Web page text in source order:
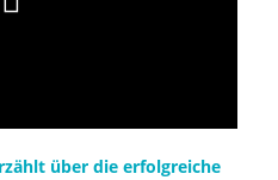
über die erfolgreiche